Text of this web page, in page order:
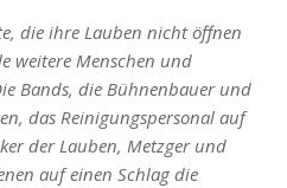
die ihre Lauben nicht öffnen
weitere Menschen und
Bands, die Bühnenbauer und
das Reinigungspersonal auf
der Lauben, Metzger und
auf einen Schlag die